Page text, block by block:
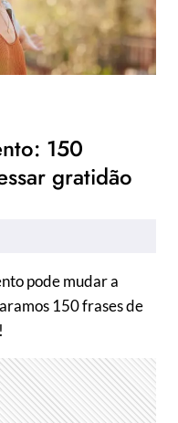
150
gratidão
pode mudar a
150 frases de